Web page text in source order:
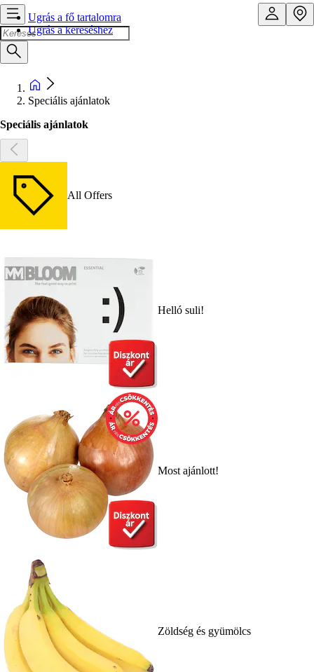
Ugrás a fő tartalomra
Ugrás a kereséshez
Speciális ajánlatok
Speciális ajánlatok
All Offers
Helló suli!
Most ajánlott!
Zöldség és gyümölcs